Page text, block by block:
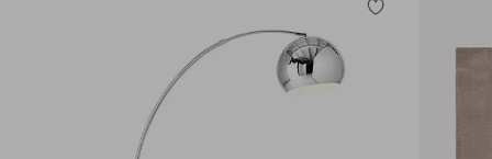
Tilføj